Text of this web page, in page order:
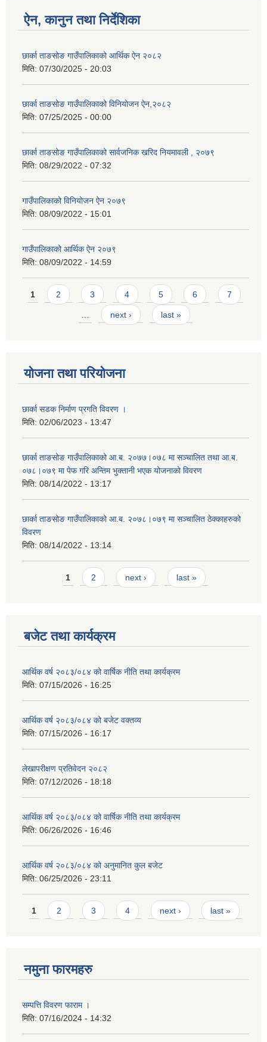
ऐन, कानुन तथा निर्देशिका
छार्का ताङसोङ गाउँपालिकाको आर्थिक ऐन २०८२
मिति: 07/30/2025 - 20:03
छार्का ताङसोङ गाउँपालिकाको विनियोजन ऐन,२०८२
मिति: 07/25/2025 - 00:00
छार्का ताङसोङ गाउँपालिकाको सार्वजनिक खरिद नियमावली , २०७९
मिति: 08/29/2022 - 07:32
गाउँपालिकाको विनियोजन ऐन २०७९
मिति: 08/09/2022 - 15:01
गाउँपालिकाको आर्थिक ऐन २०७९
मिति: 08/09/2022 - 14:59
Pages
1 2 3 4 5 6 7
… next › last »
योजना तथा परियोजना
छार्का सडक निर्माण प्रगति विवरण ।
मिति: 02/06/2023 - 13:47
छार्का ताङसोङ गाउँपालिकाको आ.ब. २०७७।०७८ मा सञ्चालित तथा आ.ब.
०७८।०७९ मा पेफ गरि अन्तिम भुक्तानी भएक योजनाको विवरण
मिति: 08/14/2022 - 13:17
छार्का ताङसोङ गाउँपालिकाको आ.ब. २०७८।०७९ मा सञ्चालित ठेक्काहरुको
विवरण
मिति: 08/14/2022 - 13:14
Pages1 2 next › last »
बजेट तथा कार्यक्रम
आर्थिक वर्ष २०८३/०८४ को वार्षिक नीति तथा कार्यक्रम
मिति: 07/15/2026 - 16:25
आर्थिक वर्ष २०८३/०८४ को बजेट वक्तव्य
मिति: 07/15/2026 - 16:17
लेखापरीक्षण प्रतिवेदन २०८२
मिति: 07/12/2026 - 18:18
आर्थिक वर्ष २०८३/०८४ को वार्षिक नीति तथा कार्यक्रम
मिति: 06/26/2026 - 16:46
आर्थिक वर्ष २०८३/०८४ को अनुमानित कुल बजेट
मिति: 06/25/2026 - 23:11
Pages
1 2 3 4 next › last »
नमुना फारमहरु
सम्पत्ति विवरण फाराम ।
मिति: 07/16/2024 - 14:32